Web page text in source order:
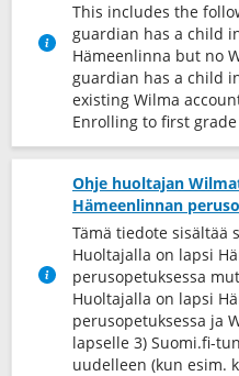
This includes the
guardian has a child
Hämeenlinna but no
guardian has a child
existing Wilma
Enrolling to first grade
Ohje huoltajan
Hämeenlinnan
Tämä tiedote sisältää
Huoltajalla on lapsi
perusopetuksessa
Huoltajalla on lapsi
perusopetuksessa ja
lapselle 3) Suomi.fi-
uudelleen (kun esim.